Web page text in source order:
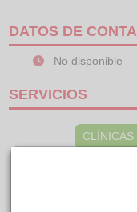
DATOS DE
No disponible
SERVICIOS